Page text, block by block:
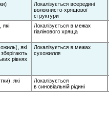
Локалізується всередині
волокнисто-хрящової
структури
які
Локалізується в межах
гіалінового хряща
які
рівнях
Локалізується в межах
сухожилля
які
Локалізується
в синовіальній рідині